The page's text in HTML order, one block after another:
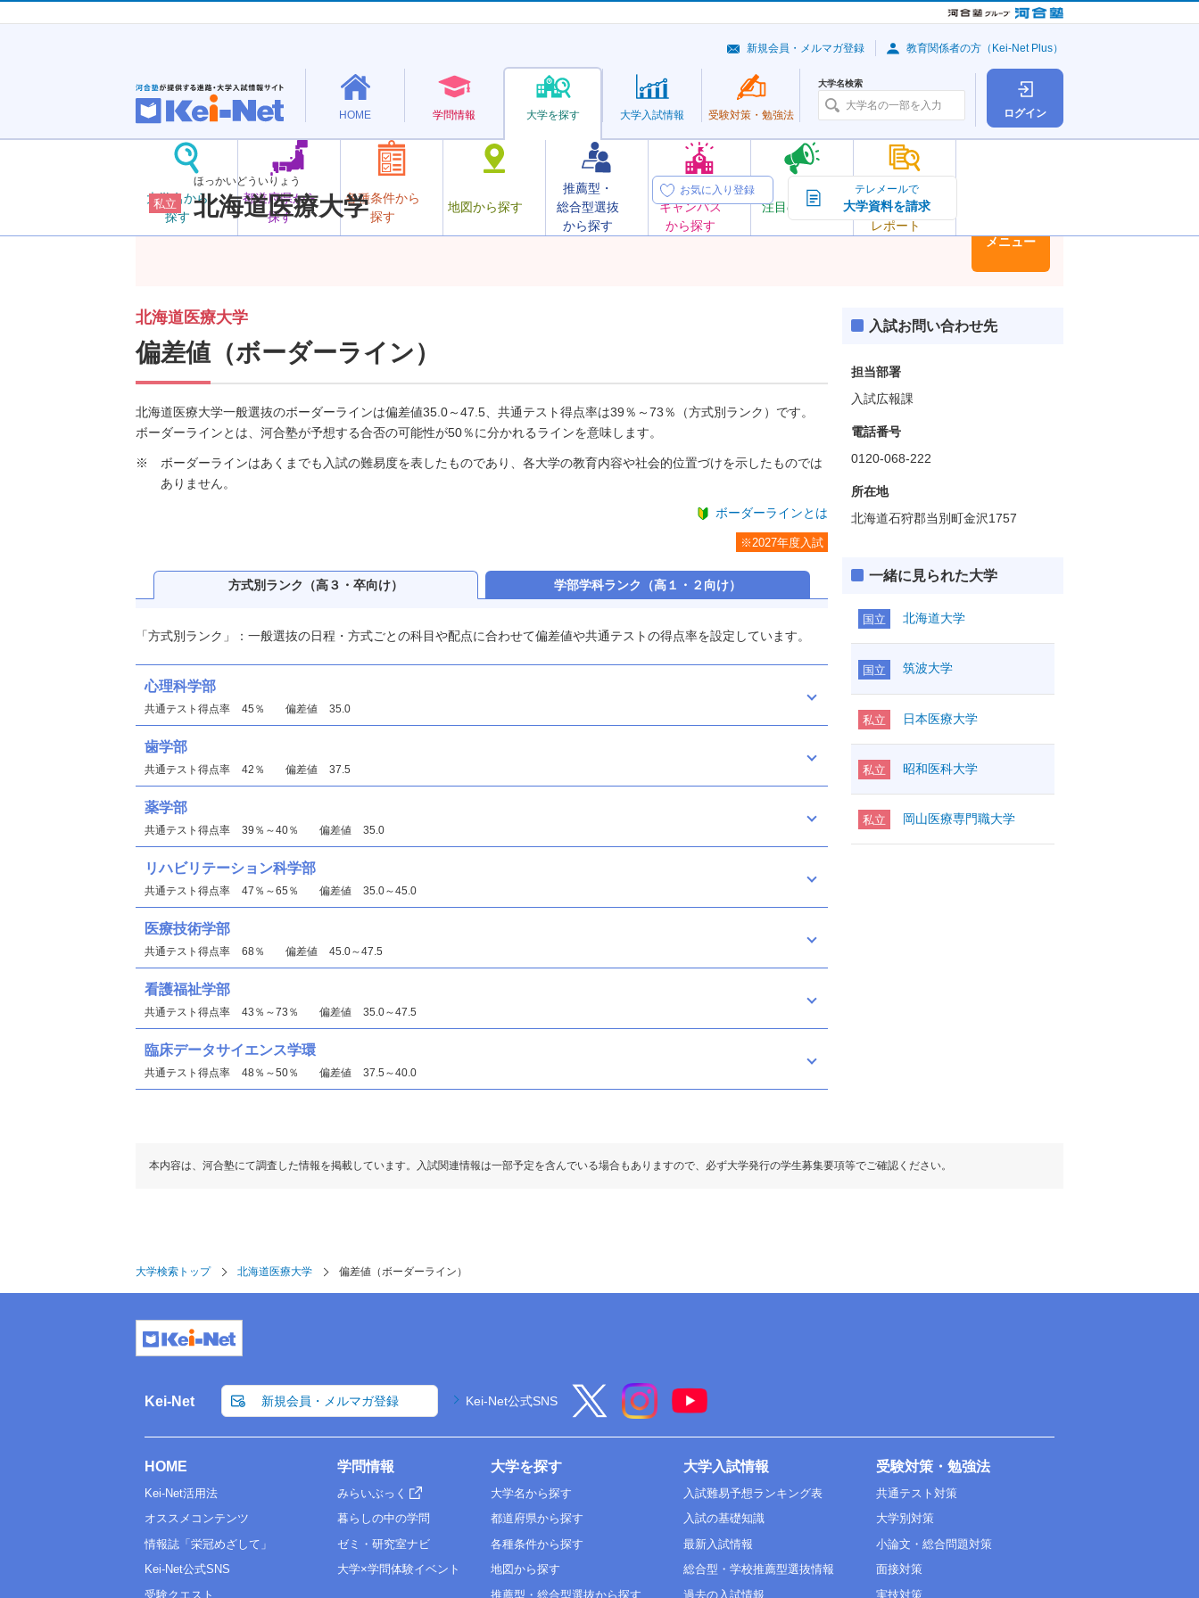
ログイン
HOME 学問情報 大学を探す
大学名から
探す
都道府県から
探す
各種条件から
探す
地図から探す
推薦型・
総合型選抜
から探す
オープン
キャンパス
から探す
注目の大学
大学の今
トピック＆
レポート
大学入試情報 受験対策・ 勉強法
大学名検索
新規会員・メルマガ登録 教育関係者の方（Kei-Net Plus）
私立
ほっかいどういりょう
北海道医療大学
お気に入り登録 テレメールで
大学資料を請求
メニュー
北海道医療大学
偏差値（ボーダーライン）
北海道医療大学一般選抜のボーダーラインは偏差値35.0～47.5、共通テスト得点率は39％～73％（方式別ランク）です。
ボーダーラインとは、河合塾が予想する合否の可能性が50％に分かれるラインを意味します。
ボーダーラインはあくまでも入試の難易度を表したものであり、各大学の教育内容や社会的位置づけを示したものでは
ありません。
ボーダーラインとは
※2027年度入試
方式別ランク （高３・卒向け） 学部学科ランク （高１・２向け）
「方式別ランク」：一般選抜の日程・方式ごとの科目や配点に合わせて偏差値や共通テストの得点率を設定しています。
心理科学部
共通テスト得点率 45％ 偏差値 35.0
歯学部
共通テスト得点率 42％ 偏差値 37.5
薬学部
共通テスト得点率 39％～40％ 偏差値 35.0
リハビリテーション科学部
共通テスト得点率 47％～65％ 偏差値 35.0～45.0
医療技術学部
共通テスト得点率 68％ 偏差値 45.0～47.5
看護福祉学部
共通テスト得点率 43％～73％ 偏差値 35.0～47.5
臨床データサイエンス学環
共通テスト得点率 48％～50％ 偏差値 37.5～40.0
偏差値 37.5
偏差値 35.0
偏差値 35.0～40.0
看護福祉学部
偏差値 35.0～45.0
臨床データサイエンス学環
偏差値 35.0
入試お問い合わせ先
担当部署
入試広報課
電話番号
0120-068-222
所在地
北海道石狩郡当別町金沢1757
一緒に見られた大学
国立 北海道大学
国立 筑波大学
私立 日本医療大学
私立 昭和医科大学
私立 岡山医療専門職大学
本内容は、河合塾にて調査した情報を掲載しています。入試関連情報は一部予定を含んでいる場合もありますので、必ず大学発行の学生募集要項等でご確認ください。
大学検索トップ 北海道医療大学 偏差値（ボーダーライン）
Kei-Net 新規会員・メルマガ登録 Kei-Net公式SNS
HOME
Kei-Net活用法
オススメコンテンツ
情報誌「栄冠めざして」
Kei-Net公式SNS
受験クエスト
学問情報
みらいぶっく
暮らしの中の学問
ゼミ・研究室ナビ
大学×学問体験イベント
大学を探す
大学名から探す
都道府県から探す
各種条件から探す
地図から探す
推薦型・総合型選抜から探す
大学入試情報
入試難易予想ランキング表
入試の基礎知識
最新入試情報
総合型・学校推薦型選抜情報
過去の入試情報
受験対策・勉強法
共通テスト対策
大学別対策
小論文・総合問題対策
面接対策
実技対策